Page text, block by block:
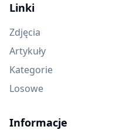
Linki
Zdjęcia
Artykuły
Kategorie
Losowe
Informacje